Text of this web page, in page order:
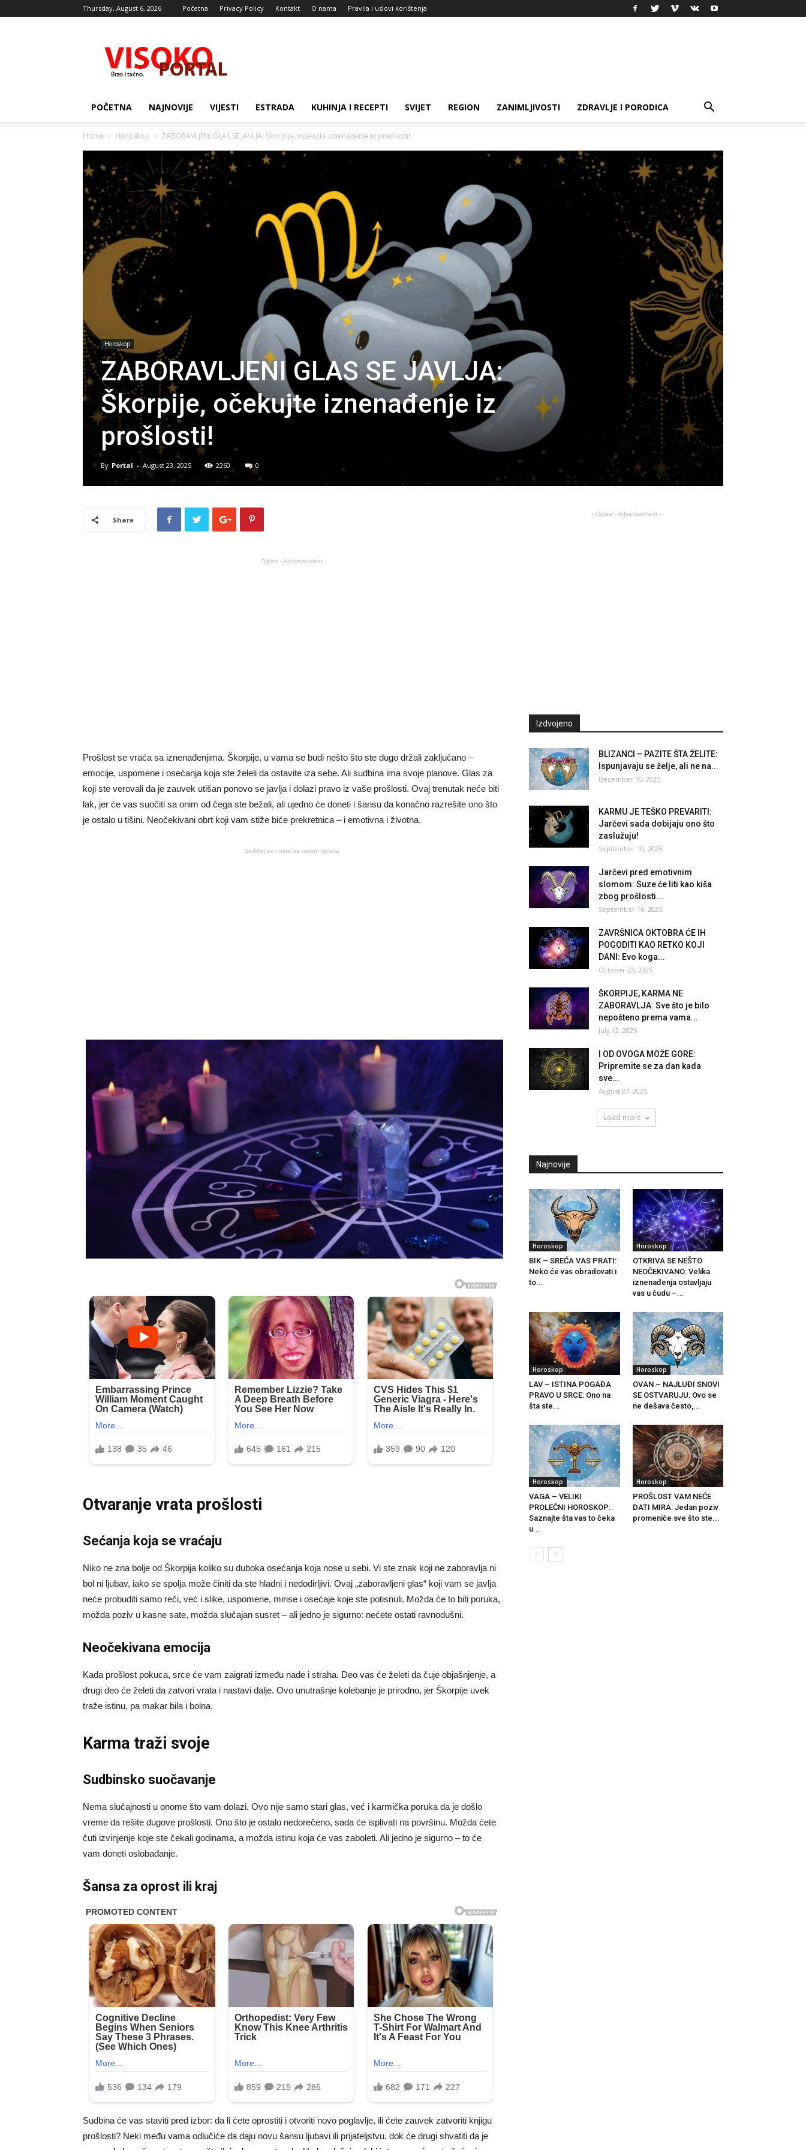
Thursday, August 6, 2026 Početna Privacy Policy Kontakt O nama Pravila i uslovi korištenja
portal
POČETNA NAJNOVIJE VIJESTI ESTRADA KUHINJA I RECEPTI SVIJET REGION ZANIMLJIVOSTI ZDRAVLJE I PORODICA
Home Horoskop ZABORAVLJENI GLAS SE JAVLJA: Škorpije, očekujte iznenađenje iz prošlosti!
Horoskop
ZABORAVLJENI GLAS SE JAVLJA:
Škorpije, očekujte iznenađenje iz
prošlosti!
By Portal - August 23, 2025 2260 0
Share
Oglasi - Advertisement
Prošlost se vraća sa iznenađenjima. Škorpije, u vama se budi nešto što ste dugo držali zaključano –
emocije, uspomene i osećanja koja ste želeli da ostavite iza sebe. Ali sudbina ima svoje planove. Glas za
koji ste verovali da je zauvek utišan ponovo se javlja i dolazi pravo iz vaše prošlosti. Ovaj trenutak neće biti
lak, jer će vas suočiti sa onim od čega ste bežali, ali ujedno će doneti i šansu da konačno razrešite ono što
je ostalo u tišini. Neočekivani obrt koji vam stiže biće prekretnica – i emotivna i životna.
Sadržaj se nastavlja nakon oglasa
Otvaranje vrata prošlosti
Sećanja koja se vraćaju
Niko ne zna bolje od Škorpija koliko su duboka osećanja koja nose u sebi. Vi ste znak koji ne zaboravlja ni
bol ni ljubav, iako se spolja može činiti da ste hladni i nedodirljivi. Ovaj „zaboravljeni glas“ koji vam se javlja
neće probuditi samo reči, već i slike, uspomene, mirise i osećaje koje ste potisnuli. Možda će to biti poruka,
možda poziv u kasne sate, možda slučajan susret – ali jedno je sigurno: nećete ostati ravnodušni.
Neočekivana emocija
Kada prošlost pokuca, srce će vam zaigrati između nade i straha. Deo vas će želeti da čuje objašnjenje, a
drugi deo će želeti da zatvori vrata i nastavi dalje. Ovo unutrašnje kolebanje je prirodno, jer Škorpije uvek
traže istinu, pa makar bila i bolna.
Karma traži svoje
Sudbinsko suočavanje
Nema slučajnosti u onome što vam dolazi. Ovo nije samo stari glas, već i karmička poruka da je došlo
vreme da rešite dugove prošlosti. Ono što je ostalo nedorečeno, sada će isplivati na površinu. Možda ćete
čuti izvinjenje koje ste čekali godinama, a možda istinu koja će vas zaboleti. Ali jedno je sigurno – to će
vam doneti oslobađanje.
Šansa za oprost ili kraj
Sudbina će vas staviti pred izbor: da li ćete oprostiti i otvoriti novo poglavlje, ili ćete zauvek zatvoriti knjigu
prošlosti? Neki među vama odlučiće da daju novu šansu ljubavi ili prijateljstvu, dok će drugi shvatiti da je
- Oglasi - Advertisement -
Izdvojeno
BLIZANCI – PAZITE ŠTA ŽELITE:
Ispunjavaju se želje, ali ne na...
December 15, 2025
KARMU JE TEŠKO PREVARITI:
Jarčevi sada dobijaju ono što
zaslužuju!
September 10, 2025
Jarčevi pred emotivnim
slomom: Suze će liti kao kiša
zbog prošlosti...
September 16, 2025
ZAVRŠNICA OKTOBRA ĆE IH
POGODITI KAO RETKO KOJI
DANI: Evo koga...
October 22, 2025
ŠKORPIJE, KARMA NE
ZABORAVLJA: Sve što je bilo
nepošteno prema vama...
July 12, 2025
I OD OVOGA MOŽE GORE:
Pripremite se za dan kada
sve...
August 27, 2025
Load more
Najnovije
Horoskop
BIK – SREĆA VAS PRATI:
Neko će vas obradovati i
to...
Horoskop
OTKRIVA SE NEŠTO
NEOČEKIVANO: Velika
iznenađenja ostavljaju
vas u čudu –...
Horoskop
LAV – ISTINA POGAĐA
PRAVO U SRCE: Ono na
šta ste...
Horoskop
OVAN – NAJLUĐI SNOVI
SE OSTVARUJU: Ovo se
ne dešava često,...
Horoskop
VAGA – VELIKI
PROLEĆNI HOROSKOP:
Saznajte šta vas to čeka
u...
Horoskop
PROŠLOST VAM NEĆE
DATI MIRA: Jedan poziv
promeniće sve što ste...